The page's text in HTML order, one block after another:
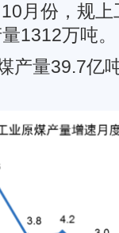
月份，规
1312万吨。
产量39.7亿